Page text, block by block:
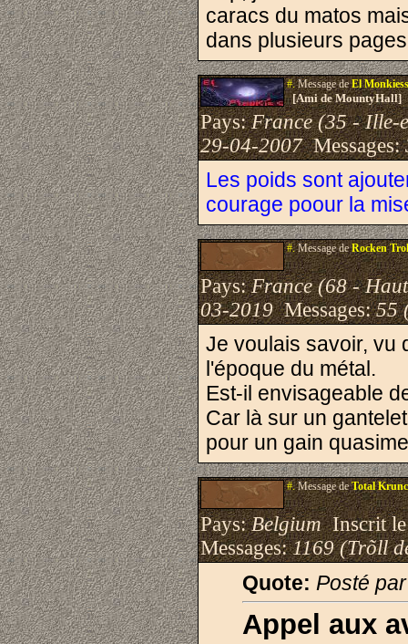
caracs du matos
dans plusieurs
#.Message deEl Monkiess
[Ami de MountyHall]
Pays:France (35 - Ille-
29-04-2007Messages:
Les poids sont
courage poour la
#.Message deRocken
Pays:France (68 -
03-2019Messages:55
Je voulais savoir, vu
l'époque du métal.
Est-il envisageable
Car là sur un
pour un gain
#.Message deTotal
Pays:BelgiumInscrit
Messages:1169 (Trõll
Quote: Posté
Appel aux